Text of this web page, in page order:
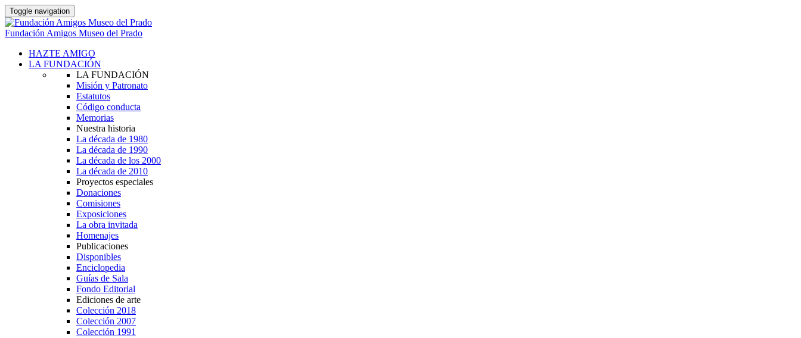
Toggle navigation
Fundación Amigos Museo del Prado
HAZTE AMIGO
LA FUNDACIÓN
LA FUNDACIÓN
Misión y Patronato
Estatutos
Código conducta
Memorias
Nuestra historia
La década de 1980
La década de 1990
La década de los 2000
La década de 2010
Proyectos especiales
Donaciones
Comisiones
Exposiciones
La obra invitada
Homenajes
Publicaciones
Disponibles
Enciclopedia
Guías de Sala
Fondo Editorial
Ediciones de arte
Colección 2018
Colección 2007
Colección 1991